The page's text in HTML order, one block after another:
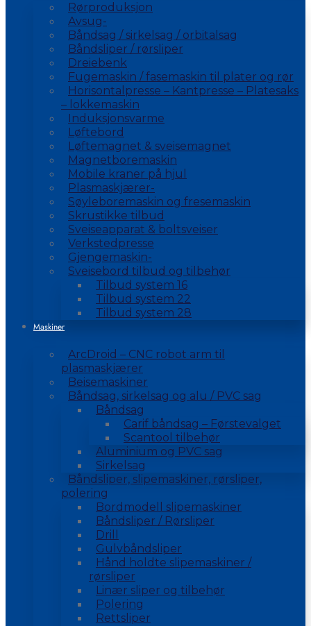
Rørproduksjon
Avsug-
Båndsag / sirkelsag / orbitalsag
Båndsliper / rørsliper
Dreiebenk
Fugemaskin / fasemaskin til plater og rør
Horisontalpresse – Kantpresse – Platesaks
– lokkemaskin
Induksjonsvarme
Løftebord
Løftemagnet & sveisemagnet
Magnetboremaskin
Mobile kraner på hjul
Plasmaskjærer-
Søyleboremaskin og fresemaskin
Skrustikke tilbud
Sveiseapparat & boltsveiser
Verkstedpresse
Gjengemaskin-
Sveisebord tilbud og tilbehør
Tilbud system 16
Tilbud system 22
Tilbud system 28
Maskiner
ArcDroid – CNC robot arm til
plasmaskjærer
Beisemaskiner
Båndsag, sirkelsag og alu / PVC sag
Båndsag
Carif båndsag – Førstevalget
Scantool tilbehør
Aluminium og PVC sag
Sirkelsag
Båndsliper, slipemaskiner, rørsliper,
polering
Bordmodell slipemaskiner
Båndsliper / Rørsliper
Drill
Gulvbåndsliper
Hånd holdte slipemaskiner /
rørsliper
Linær sliper og tilbehør
Polering
Rettsliper